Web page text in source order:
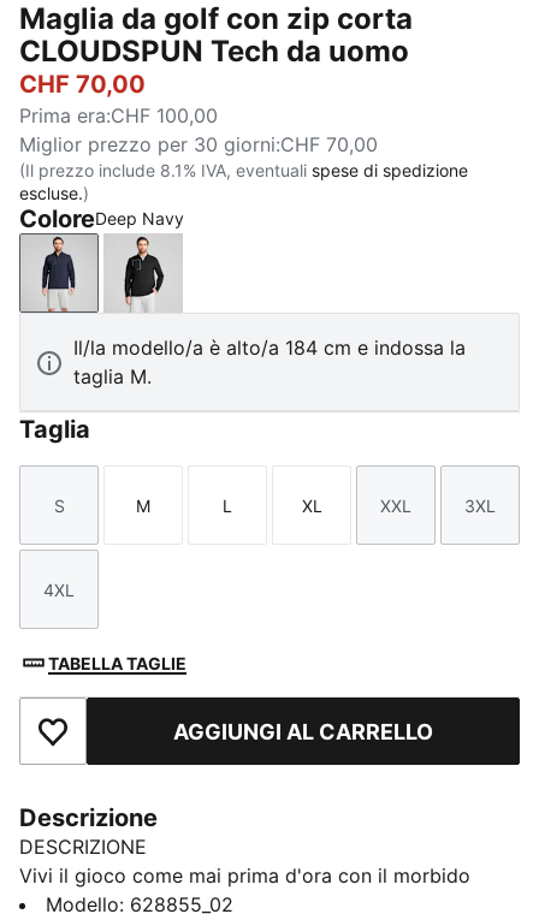
Maglia da golf con zip corta
CLOUDSPUN Tech da uomo
CHF 70,00
Prima era:CHF 100,00
Miglior prezzo per 30 giorni:CHF 70,00
(Il prezzo include 8.1% IVA, eventuali spese di spedizione
escluse.)
ColoreDeep Navy
Deep NavyPUMA Black
Il/la modello/a è alto/a 184 cm e indossa la
taglia M.
Taglia
Taglia
S
Taglia
M
Taglia
L
Taglia
XL
Taglia
XXL
Taglia
3XL
Taglia
4XL
TABELLA TAGLIE
Aggiungi ai PreferitiAGGIUNGI AL CARRELLO
Descrizione
DESCRIZIONE
Vivi il gioco come mai prima d'ora con il morbido
tessuto spazzolato di CLOUDSPUN. Colletto ispirato
Modello: 628855_02